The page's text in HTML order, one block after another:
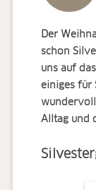
Der
schon
uns auf
einiges für
Alltag und